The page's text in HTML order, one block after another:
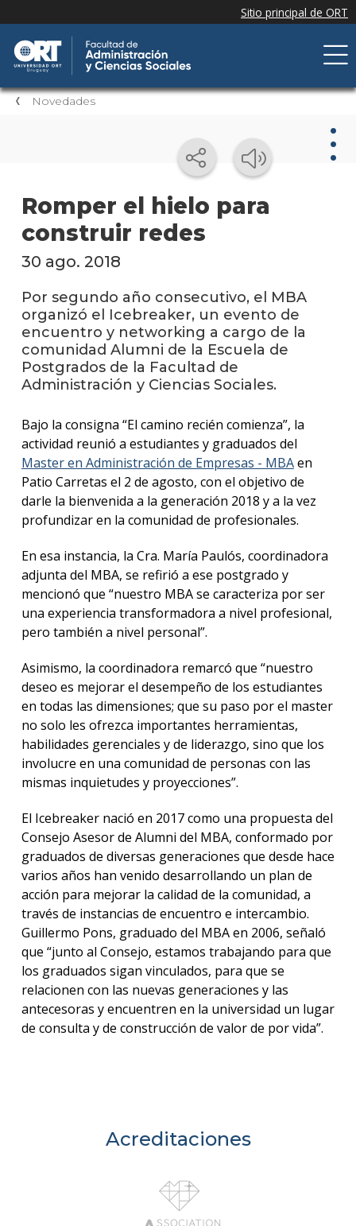
Novedades
Romper el hielo para
construir redes
30 ago. 2018
Por segundo año consecutivo, el MBA
organizó el Icebreaker, un evento de
encuentro y networking a cargo de la
comunidad Alumni de la Escuela de
Postgrados de la Facultad de
Administración y Ciencias Sociales.
Bajo la consigna “El camino recién comienza”, la
actividad reunió a estudiantes y graduados del
Master en Administración de Empresas - MBAen
Patio Carretas el 2 de agosto, con el objetivo de
darle la bienvenida a la generación 2018 y a la vez
profundizar en la comunidad de profesionales.
En esa instancia, la Cra. María Paulós, coordinadora
adjunta del MBA, se refirió a ese postgrado y
mencionó que “nuestro MBA se caracteriza por ser
una experiencia transformadora a nivel profesional,
pero también a nivel personal”.
Asimismo, la coordinadora remarcó que “nuestro
deseo es mejorar el desempeño de los estudiantes
en todas las dimensiones; que su paso por el master
no solo les ofrezca importantes herramientas,
habilidades gerenciales y de liderazgo, sino que los
involucre en una comunidad de personas con las
mismas inquietudes y proyecciones”.
El Icebreaker nació en 2017 como una propuesta del
Consejo Asesor de Alumni del MBA, conformado por
graduados de diversas generaciones que desde hace
varios años han venido desarrollando un plan de
acción para mejorar la calidad de la comunidad, a
través de instancias de encuentro e intercambio.
Guillermo Pons, graduado del MBA en 2006, señaló
que “junto al Consejo, estamos trabajando para que
los graduados sigan vinculados, para que se
relacionen con las nuevas generaciones y las
antecesoras y encuentren en la universidad un lugar
de consulta y de construcción de valor de por vida”.
Acreditaciones